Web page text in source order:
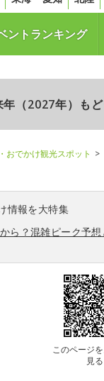
ントランキング
（2027年）もど
おでかけ観光スポット
情報を大特集
ら？混雑ピーク予想
このページ
見る